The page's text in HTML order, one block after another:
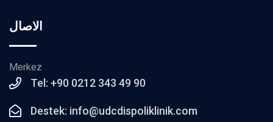
الاصال
Merkez
Tel: +90 0212 343 49 90
Destek: info@udcdispoliklinik.com